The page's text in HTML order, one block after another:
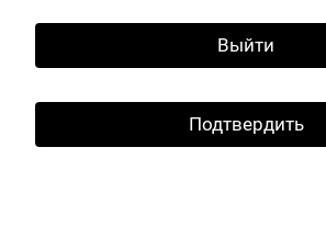
Выйти
Подтвердить